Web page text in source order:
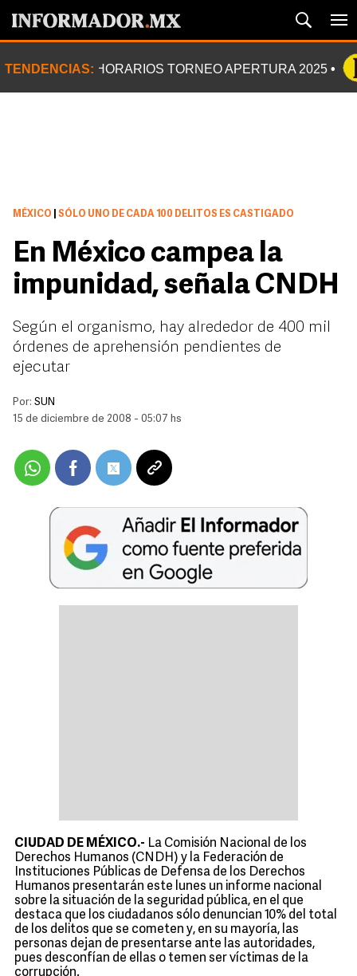
TENDENCIAS: HORARIOS TORNEO APERTURA 2025
MÉXICO SÓLO UNO DE CADA 100 DELITOS ES CASTIGADO
En México campea la
impunidad, señala CNDH
Según el organismo, hay alrededor de 400 mil
órdenes de aprehensión pendientes de
ejecutar
Por: SUN
15 de diciembre de 2008 - 05:07 hs
CIUDAD DE MÉXICO.- La Comisión Nacional de los
Derechos Humanos (CNDH) y la Federación de
Instituciones Públicas de Defensa de los Derechos
Humanos presentarán este lunes un informe nacional
sobre la situación de la seguridad pública, en el que
destaca que los ciudadanos sólo denuncian 10% del total
de los delitos que se cometen y, en su mayoría, las
personas dejan de presentarse ante las autoridades,
pues desconfían de ellas o temen ser víctimas de la
corrupción.